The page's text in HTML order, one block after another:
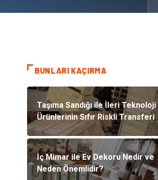
BUNLARI KAÇIRMA
Taşıma Sandığı ile İleri Teknoloji
Ürünlerinin Sıfır Riskli Transferi
İç Mimar ile Ev Dekoru Nedir ve
Neden Önemlidir?